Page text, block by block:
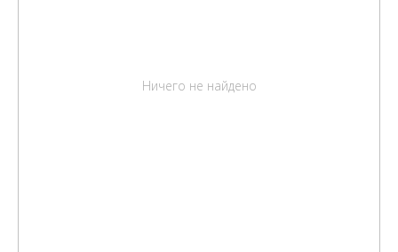
Ничего не найдено